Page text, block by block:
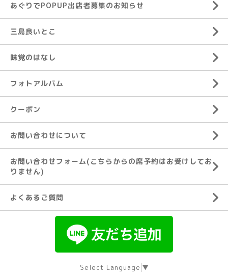
あぐりでPOPUP出店者募集のお知らせ
三島良いとこ
味覚のはなし
フォトアルバム
クーポン
お問い合わせについて
お問い合わせフォーム(こちらからの席予約はお受けしてお
りません)
よくあるご質問
Select Language ▼